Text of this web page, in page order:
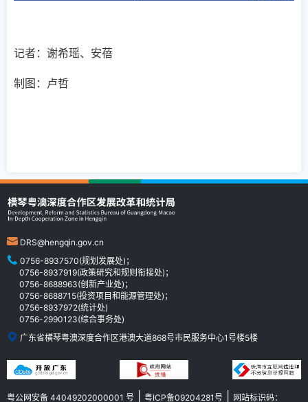
记者：谢希瑶、安蓓
制图：卢哲
DRS@hengqin.gov.cn
0756-8937570(规划发展处)；
0756-8937919(政策研究和规则衔接处)；
0756-8688963(创新产业处)；
0756-8688715(投资项目和能源管理处)；
0756-8937972(统计处)
0756-2990123(综合事务处)
广东省横琴粤澳深度合作区港澳大道868号市民服务中心1号楼5楼
粤公网安备 44049202000001 号 粤ICP备09204281号 网站标识码：